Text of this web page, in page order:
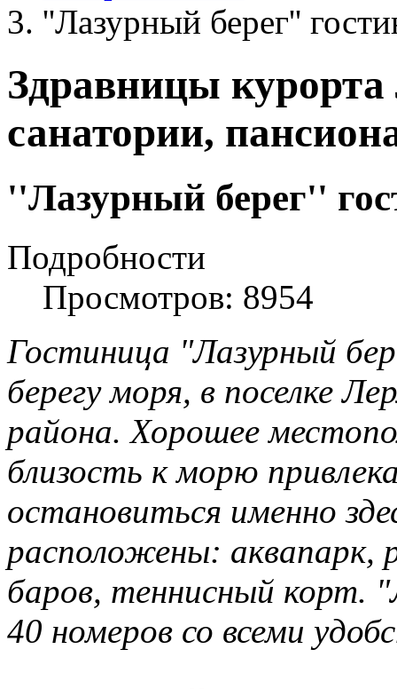
''Лазурный берег''
Здравницы
санатории,
''Лазурный берег''
Подробности
Просмотров: 8954
Гостиница "Лазурный
берегу моря, в поселке
района. Хорошее
близость к морю
остановиться именно
расположены:
баров, теннисный корт.
40 номеров со всеми